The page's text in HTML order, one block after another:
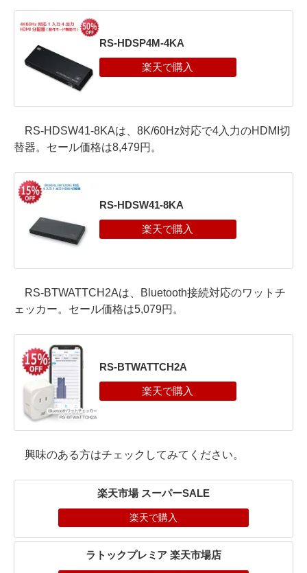
RS-HDSP4M-4KA
RS-HDSW41-8KAは、8K/60Hz対応で4入力のHDMI切
替器。セール価格は8,479円。
RS-HDSW41-8KA
RS-BTWATTCH2Aは、Bluetooth接続対応のワットチ
ェッカー。セール価格は5,079円。
RS-BTWATTCH2A
興味のある方はチェックしてみてください。
楽天市場 スーパーSALE
楽天で購入
ラトックプレミア 楽天市場店